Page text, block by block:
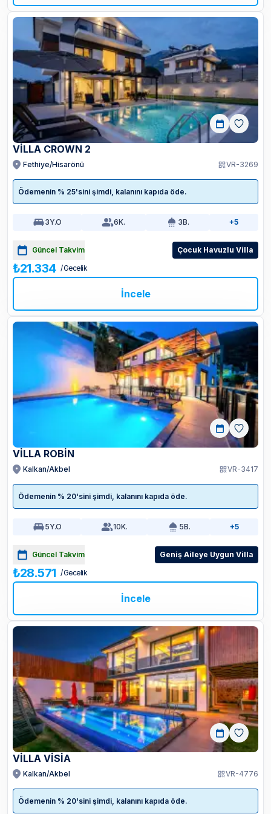
VİLLA CROWN 2
Fethiye/Hisarönü VR-3269
Ödemenin % 25'sini şimdi, kalanını kapıda öde.
3Y.O 6K. 3B. +5
Güncel Takvim Çocuk Havuzlu Villa
₺21.334 / Gecelik
İncele
VİLLA ROBİN
Kalkan/Akbel VR-3417
Ödemenin % 20'sini şimdi, kalanını kapıda öde.
5Y.O 10K. 5B. +5
Güncel Takvim Geniş Aileye Uygun Villa
₺28.571 / Gecelik
İncele
VİLLA VİSİA
Kalkan/Akbel VR-4776
Ödemenin % 20'sini şimdi, kalanını kapıda öde.